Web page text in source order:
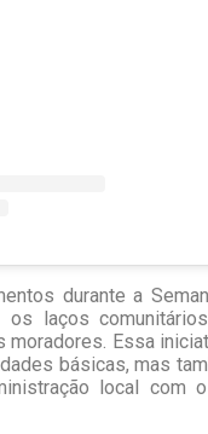
durante a
os laços
Essa
básicas, mas
local com